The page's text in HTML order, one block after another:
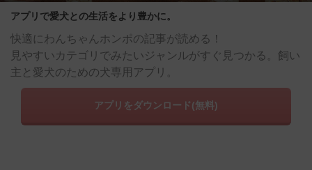
アプリで愛犬との生活をより豊かに。
快適にわんちゃんホンポの記事が読める！
見やすいカテゴリでみたいジャンルがすぐ見つかる。飼い
主と愛犬のための犬専用アプリ。
アプリをダウンロード(無料)